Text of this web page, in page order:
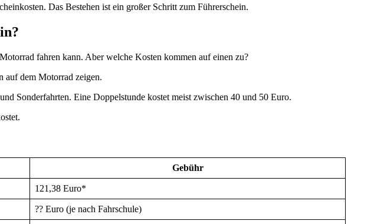
Das Bestehen ist ein großer Schritt zum Führerschein.
fahren kann. Aber welche Kosten kommen auf einen zu?
auf dem Motorrad zeigen.
Sonderfahrten. Eine Doppelstunde kostet meist zwischen 40 und 50 Euro.
Gebühr
121,38 Euro*
?? Euro (je nach Fahrschule)